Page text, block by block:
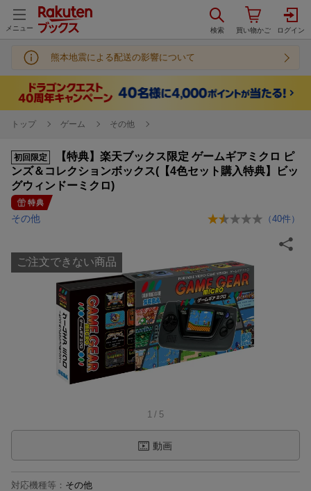
メニュー
熊本地震による配送の影響について
トップ ゲーム その他
初回限定
【特典】楽天ブックス限定 ゲームギアミクロ ピ
ンズ＆コレクションボックス(【4色セット購入特典】ビッ
グウィンドーミクロ)
特典
その他 （40件）
ご注文できない商品
1 / 5
動画
対応機種等 ： その他